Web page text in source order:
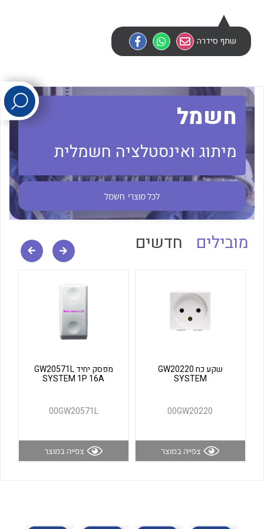
לכל מוצרי היצרן
לכל מוצרי היצרן לכל מוצרי היצרן
לכל מוצרי היצרן לכל מוצרי היצרן
שתף סידרה
חשמל
מיתוג ואינסטלציה חשמלית
לכל מוצרי חשמל
מובילים חדשים
שקע כח GW20220
SYSTEM
00GW20220
צפייה במוצר
מפסק יחיד GW20571L
SYSTEM 1P 16A
00GW20571L
צפייה במוצר